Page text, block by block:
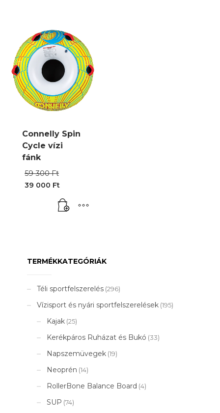
Connelly Spin
Cycle vízi
fánk
59 300Ft
300 Ft.
39 000 Ft
TERMÉKKATEGÓRIÁK
Téli sportfelszerelés (296)
Vízisport és nyári sportfelszerelések (195)
Kajak (25)
Kerékpáros Ruházat és Bukó (33)
Napszemüvegek (19)
Neoprén (14)
RollerBone Balance Board (4)
SUP (74)